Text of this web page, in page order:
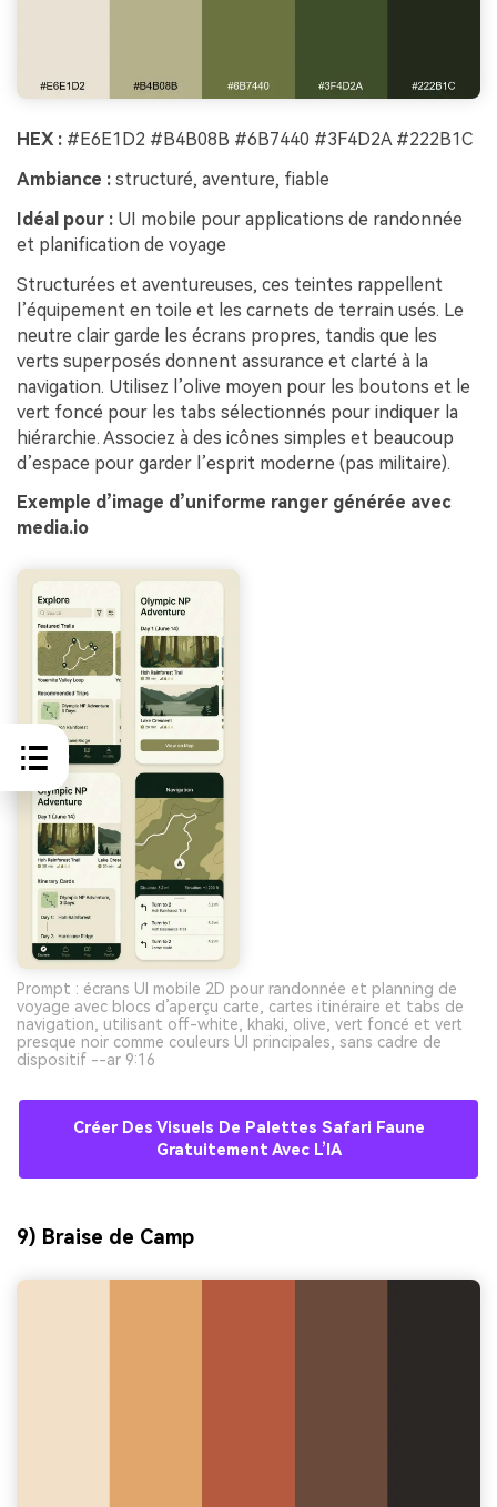
HEX : #E6E1D2 #B4B08B #6B7440 #3F4D2A #222B1C
Ambiance : structuré, aventure, fiable
Idéal pour : UI mobile pour applications de randonnée
et planification de voyage
Structurées et aventureuses, ces teintes rappellent
l’équipement en toile et les carnets de terrain usés. Le
neutre clair garde les écrans propres, tandis que les
verts superposés donnent assurance et clarté à la
navigation. Utilisez l’olive moyen pour les boutons et le
vert foncé pour les tabs sélectionnés pour indiquer la
hiérarchie. Associez à des icônes simples et beaucoup
d’espace pour garder l’esprit moderne (pas militaire).
Exemple d’image d’uniforme ranger générée avec
media.io
Prompt : écrans UI mobile 2D pour randonnée et planning de
voyage avec blocs d’aperçu carte, cartes itinéraire et tabs de
navigation, utilisant off-white, khaki, olive, vert foncé et vert
presque noir comme couleurs UI principales, sans cadre de
dispositif --ar 9:16
Créer Des Visuels De Palettes Safari Faune
Gratuitement Avec L’IA
9) Braise de Camp